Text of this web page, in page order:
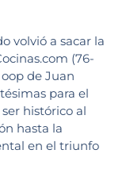
volvió a sacar la
(76-
de Juan
para el
histórico al
hasta la
en el triunfo